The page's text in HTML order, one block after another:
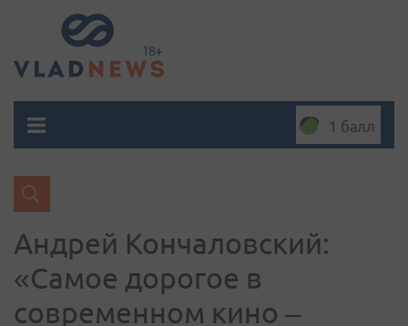
1 балл
​Андрей Кончаловский:
«Самое дорогое в
современном кино –